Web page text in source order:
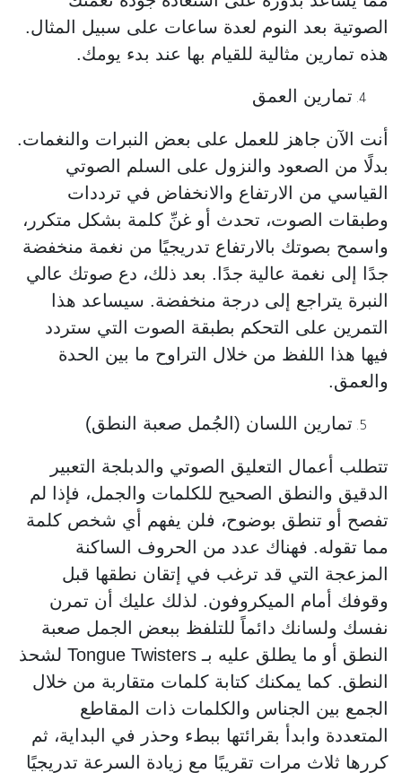
الصوتية بعد النوم لعدة ساعات على سبيل المثال.
هذه تمارين مثالية للقيام بها عند بدء يومك.
تمارين العمق
أنت الآن جاهز للعمل على بعض النبرات والنغمات.
بدلًا من الصعود والنزول على السلم الصوتي
القياسي من الارتفاع والانخفاض في ترددات
وطبقات الصوت، تحدث أو غنِّ كلمة بشكل متكرر،
واسمح بصوتك بالارتفاع تدريجيًا من نغمة منخفضة
جدًا إلى نغمة عالية جدًا. بعد ذلك، دع صوتك عالي
النبرة يتراجع إلى درجة منخفضة. سيساعد هذا
التمرين على التحكم بطبقة الصوت التي ستردد
فيها هذا اللفظ من خلال التراوح ما بين الحدة
والعمق.
تمارين اللسان (الجُمل صعبة النطق)
تتطلب أعمال التعليق الصوتي والدبلجة التعبير
الدقيق والنطق الصحيح للكلمات والجمل، فإذا لم
تفصح أو تنطق بوضوح، فلن يفهم أي شخص كلمة
مما تقوله. فهناك عدد من الحروف الساكنة
المزعجة التي قد ترغب في إتقان نطقها قبل
وقوفك أمام الميكروفون. لذلك عليك أن تمرن
نفسك ولسانك دائماً للتلفظ ببعض الجمل صعبة
النطق أو ما يطلق عليه بـ Tongue Twisters لشحذ
النطق. كما يمكنك كتابة كلمات متقاربة من خلال
الجمع بين الجناس والكلمات ذات المقاطع
المتعددة وابدأ بقرائتها ببطء وحذر في البداية، ثم
كررها ثلاث مرات تقريبًا مع زيادة السرعة تدريجيًا